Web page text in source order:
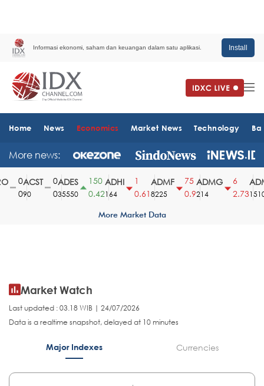
Informasi ekonomi, saham dan keuangan dalam satu aplikasi. Install
Home News Economics Market News Technology
More news:
ACST
90
ADES
35550
150
0.42
ADHI
164
0.61
ADMF
8225
75
0.9
ADMG
214
2.731510
More Market Data
Market Watch
Last updated : 03.18 WIB | 24/07/2026
Data is a realtime snapshot, delayed at 10 minutes
Major Indexes Currencies